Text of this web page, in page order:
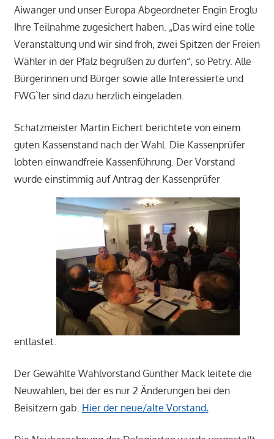
Aiwanger und unser Europa Abgeordneter Engin Eroglu
Ihre Teilnahme zugesichert haben. „Das wird eine tolle
Veranstaltung und wir sind froh, zwei Spitzen der Freien
Wähler in der Pfalz begrüßen zu dürfen“, so Petry. Alle
Bürgerinnen und Bürger sowie alle Interessierte und
FWG`ler sind dazu herzlich eingeladen.
Schatzmeister Martin Eichert berichtete von einem
guten Kassenstand nach der Wahl. Die Kassenprüfer
lobten einwandfreie Kassenführung. Der Vorstand
wurde einstimmig auf Antrag der Kassenprüfer
entlastet.
Der Gewählte Wahlvorstand Günther Mack leitete die
Neuwahlen, bei der es nur 2 Änderungen bei den
Beisitzern gab. Hier der neue/alte Vorstand.